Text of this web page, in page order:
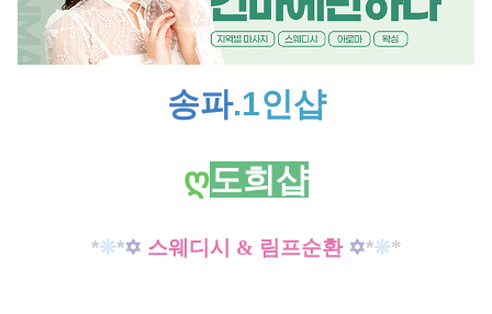
송파.1인샵
ღ도희샵
*❊*✡ 스웨디시 & 림프순환 ✡*❊*